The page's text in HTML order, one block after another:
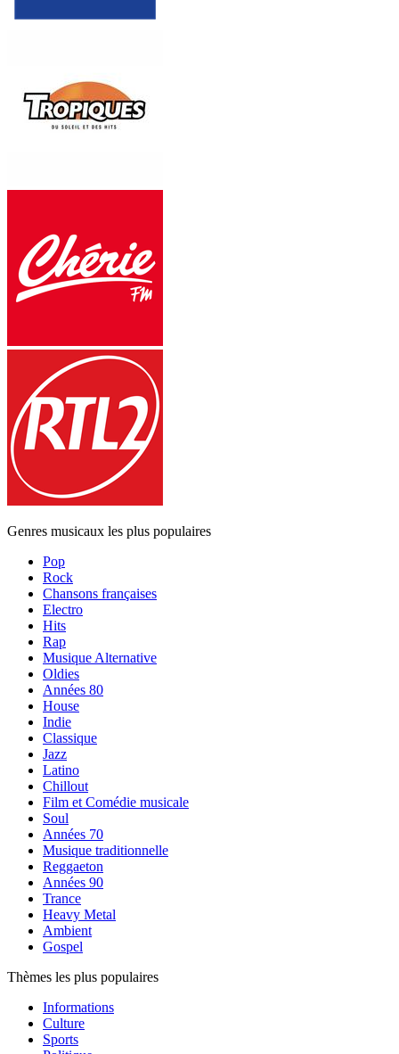
Genres musicaux les plus populaires
Pop
Rock
Chansons françaises
Electro
Hits
Rap
Musique Alternative
Oldies
Années 80
House
Indie
Classique
Jazz
Latino
Chillout
Film et Comédie musicale
Soul
Années 70
Musique traditionnelle
Reggaeton
Années 90
Trance
Heavy Metal
Ambient
Gospel
Thèmes les plus populaires
Informations
Culture
Sports